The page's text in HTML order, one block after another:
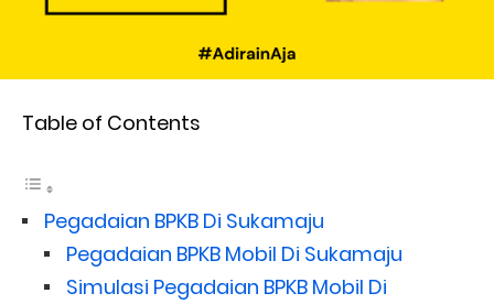
Table of Contents
Pegadaian BPKB Di Sukamaju
Pegadaian BPKB Mobil Di Sukamaju
Simulasi Pegadaian BPKB Mobil Di